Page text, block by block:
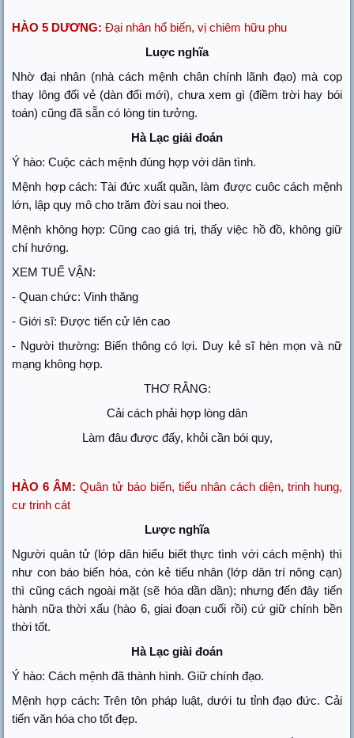
HÀO 5 DƯƠNG:Đại nhân hổ biến, vị chiêm hữu phu
Luợc nghĩa
Nhờ đại nhân (nhà cách mệnh chân chính lãnh đạo) mà cọp
thay lông đổi vẻ (dàn đổi mới), chưa xem gì (điềm trời hay bói
toán) cũng đã sẵn có lòng tin tưởng.
Hà Lạc giải đoán
Ý hào: Cuộc cách mệnh đúng hợp với dân tình.
Mệnh hợp cách: Tài đức xuất quần, làm được cuôc cách mệnh
lớn, lập quy mô cho trăm đời sau noi theo.
Mệnh không hợp: Cũng cao giá trị, thấy việc hồ đồ, không giữ
chí hướng.
XEM TUẾ VẬN:
- Quan chức: Vinh thăng
- Giới sĩ: Được tiến cử lên cao
- Người thường: Biến thông có lợi. Duy kẻ sĩ hèn mọn và nữ
mạng không hợp.
THƠ RẰNG:
Cải cách phải hợp lòng dân
Làm đâu được đấy, khỏi cần bói quy,
HÀO 6 ÂM:Quân tử báo biến, tiểu nhân cách diện, trinh hung,
cư trinh cát
Lược nghĩa
Người quân tử (lớp dân hiểu biết thực tình với cách mệnh) thì
như con báo biến hóa, còn kẻ tiểu nhân (lớp dân trí nông cạn)
thì cũng cách ngoài mặt (sẽ hóa dần dần); nhưng đến đây tiến
hành nữa thời xấu (hào 6, giai đoạn cuối rồi) cứ giữ chính bền
thời tốt.
Hà Lạc giài đoán
Ý hào: Cách mệnh đã thành hình. Giữ chính đạo.
Mệnh hợp cách: Trên tôn pháp luật, dưới tu tỉnh đạo đức. Cải
tiến văn hóa cho tốt đẹp.